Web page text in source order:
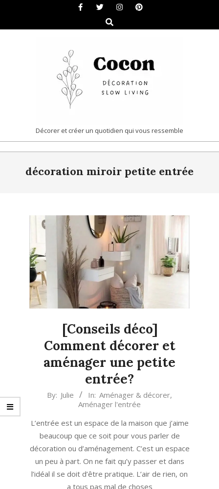
content
Search
COCON
|
DÉCORATION
LIVING
Décorer et créer un quotidien qui vous ressemble
Navigationdécoration miroir petite entrée
[Conseils déco]
Comment décorer et
aménager une petite
entrée?
2020-
14
By: Julie In: Aménager & décorer,
Aménager l'entrée
L’entrée est un espace de la maison que j’aime
beaucoup que ce soit pour vous parler de
décoration ou d’aménagement. C’est un espace
un peu à part. On ne fait qu’y passer et dans
l’idéal il se doit d’être pratique. L’air de rien, on
a tous pas mal de choses